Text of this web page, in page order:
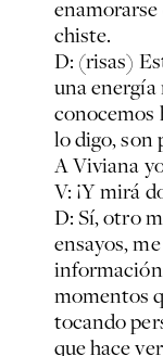
chiste.
D: (risas)
una
conocemos
lo digo, son
A Viviana
V: ¡Y mirá
D: Sí, otro
ensayos,
momentos
tocando
que hace